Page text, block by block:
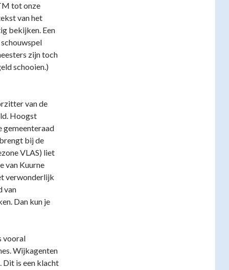
tot onze
van het
bekijken. Een
zijn toch
schooien.)
van de
Hoogst
gemeenteraad
bij de
VLAS) liet
van Kuurne
verwonderlijk
van
Dan kun je
vooral
Wijkagenten
Dit is een klacht